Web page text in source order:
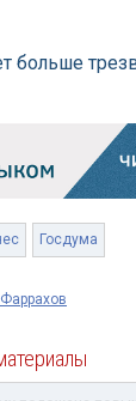
больше
Госдума